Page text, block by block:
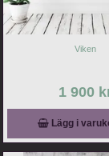
Viken
1 900
Lägg i